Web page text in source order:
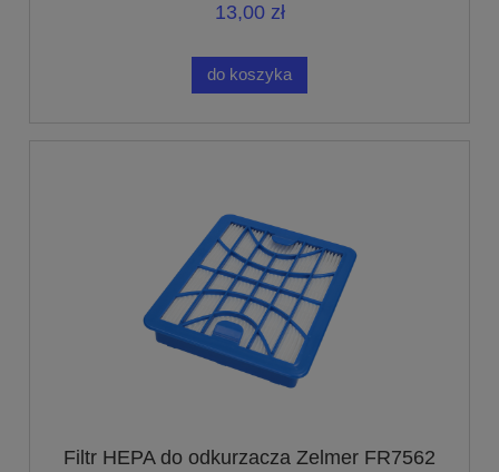
13,00 zł
do koszyka
Filtr HEPA do odkurzacza Zelmer FR7562